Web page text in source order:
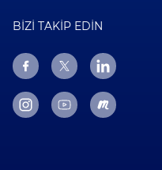
BİZİ TAKİP EDİN